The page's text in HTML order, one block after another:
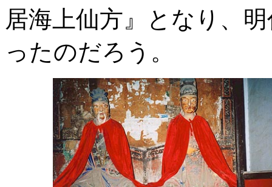
居海上仙方』となり、
ったのだろう。